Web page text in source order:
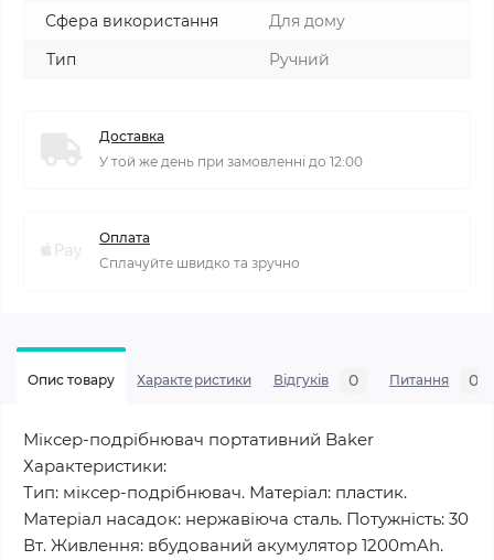
Сфера використання
Для дому
Тип
Ручний
Доставка
У той же день при замовленні до 12:00
Оплата
Сплачуйте швидко та зручно
Опис товару Характеристики Відгуків 0 Питання 0
Міксер-подрібнювач портативний Baker
Характеристики:
Тип: міксер-подрібнювач. Матеріал: пластик.
Матеріал насадок: нержавіюча сталь. Потужність: 30
Вт. Живлення: вбудований акумулятор 1200mAh.